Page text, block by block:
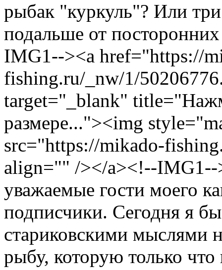
рыбак "куркуль"? Или
подальше от
IMG1--><a href="https://
fishing.ru/_nw/1/
target="_blank"
размере..."><img
src="https://mikado-
align="" /></a><!--IMG1--
уважаемые гости моего
подписчики. Сегодня я
стариковскими мыслями
рыбу, которую только